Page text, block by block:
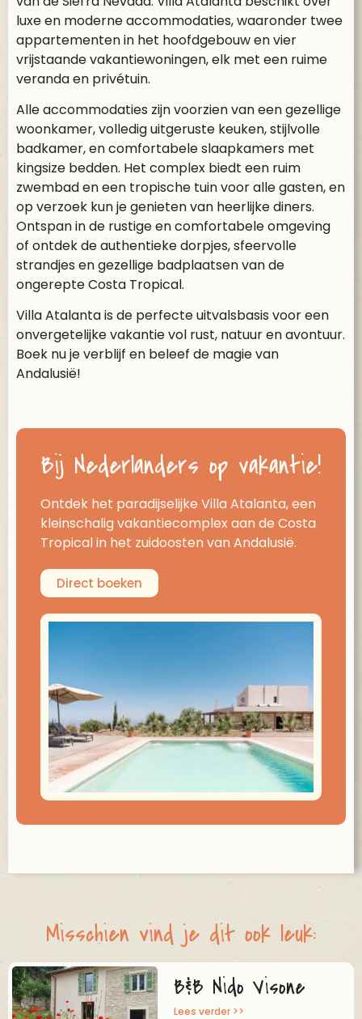
luxe en moderne accommodaties, waaronder twee
appartementen in het hoofdgebouw en vier
vrijstaande vakantiewoningen, elk met een ruime
veranda en privétuin.
Alle accommodaties zijn voorzien van een gezellige
woonkamer, volledig uitgeruste keuken, stijlvolle
badkamer, en comfortabele slaapkamers met
kingsize bedden. Het complex biedt een ruim
zwembad en een tropische tuin voor alle gasten, en
op verzoek kun je genieten van heerlijke diners.
Ontspan in de rustige en comfortabele omgeving
of ontdek de authentieke dorpjes, sfeervolle
strandjes en gezellige badplaatsen van de
ongerepte Costa Tropical.
Villa Atalanta is de perfecte uitvalsbasis voor een
onvergetelijke vakantie vol rust, natuur en avontuur.
Boek nu je verblijf en beleef de magie van
Andalusië!
Bij Nederlanders op vakantie!
Ontdek het paradijselijke Villa Atalanta, een
kleinschalig vakantiecomplex aan de Costa
Tropical in het zuidoosten van Andalusië.
Direct boeken
Misschien vind je dit ook leuk:
B&B Nido Visone
Lees verder >>